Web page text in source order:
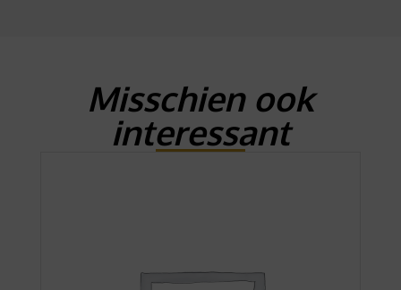
Misschien ook
interessant